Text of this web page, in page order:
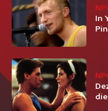
In